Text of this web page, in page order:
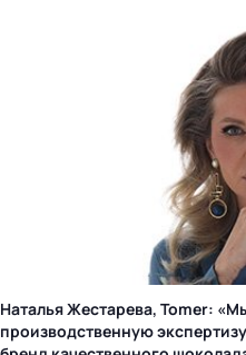
Наталья Жестарева, Tomer:
производственную